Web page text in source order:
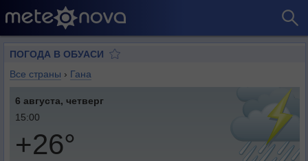
ПОГОДА В ОБУАСИ
Все страны › Гана
6 августа, четверг
15:00
+26°